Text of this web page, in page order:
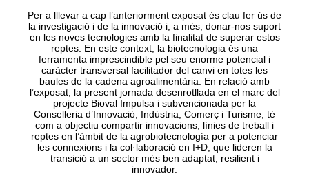
Per a lllevar a cap l’anteriorment exposat és clau fer ús de
la investigació i de la innovació i, a més, donar-nos suport
en les noves tecnologies amb la finalitat de superar estos
reptes. En este context, la biotecnologia és una
ferramenta imprescindible pel seu enorme potencial i
caràcter transversal facilitador del canvi en totes les
baules de la cadena agroalimentària. En relació amb
l’exposat, la present jornada desenrotllada en el marc del
projecte Bioval Impulsa i subvencionada per la
Conselleria d’Innovació, Indústria, Comerç i Turisme, té
com a objectiu compartir innovacions, línies de treball i
reptes en l’àmbit de la agrobiotecnología per a potenciar
les connexions i la col·laboració en I+D, que lideren la
transició a un sector més ben adaptat, resilient i
innovador.